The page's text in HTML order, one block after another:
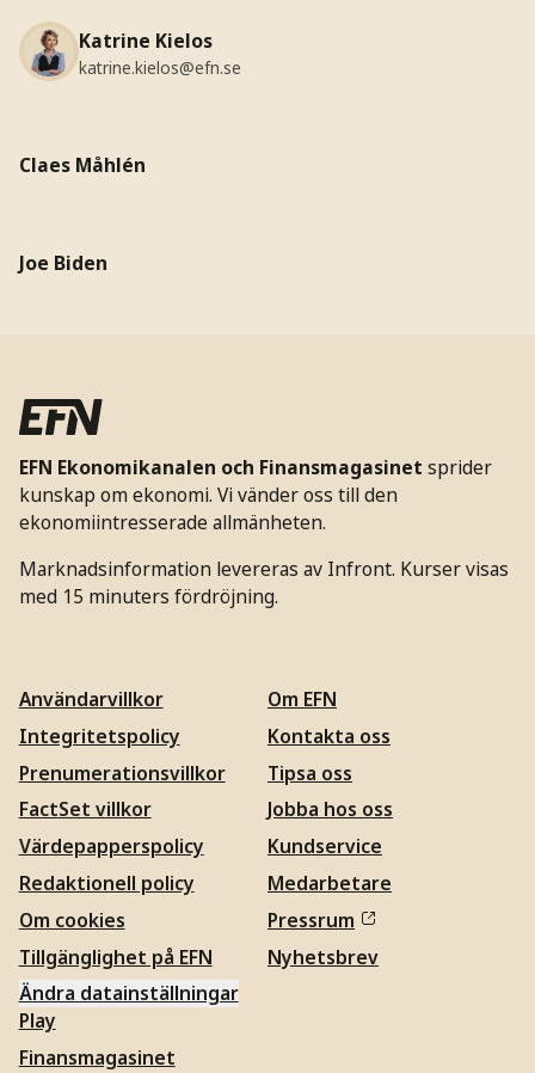
Katrine Kielos
katrine.kielos@efn.se
Claes Måhlén
Joe Biden
EFN Ekonomikanalen och Finansmagasinet sprider
kunskap om ekonomi. Vi vänder oss till den
ekonomiintresserade allmänheten.
Marknadsinformation levereras av Infront. Kurser visas
med 15 minuters fördröjning.
Användarvillkor
Integritetspolicy
Prenumerationsvillkor
FactSet villkor
Värdepapperspolicy
Redaktionell policy
Om cookies
Tillgänglighet på EFN
Ändra datainställningar
Om EFN
Kontakta oss
Tipsa oss
Jobba hos oss
Kundservice
Medarbetare
Pressrum
Nyhetsbrev
Play
Finansmagasinet